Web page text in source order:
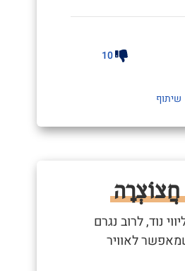
10
שיתוף
נוד, לרוב נגרם
לאוויר